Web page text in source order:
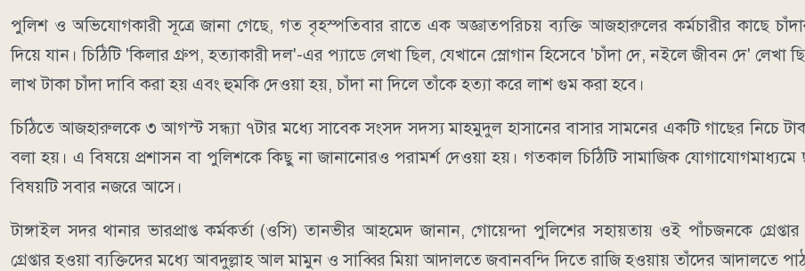
পুলিশ ও অভিযোগকারী সূত্রে জানা গেছে, গত বৃহস্পতিবার রাতে এক অজ্ঞাতপরিচয় ব্যক্তি আজহারুলের কর্মচারীর কাছে
দিয়ে যান। চিঠিটি 'কিলার গ্রুপ, হত্যাকারী দল'-এর প্যাডে লেখা ছিল, যেখানে স্লোগান হিসেবে 'চাঁদা দে, নইলে জীবন দে' লেখা
লাখ টাকা চাঁদা দাবি করা হয় এবং হুমকি দেওয়া হয়, চাঁদা না দিলে তাঁকে হত্যা করে লাশ গুম করা হবে।
চিঠিতে আজহারুলকে ৩ আগস্ট সন্ধ্যা ৭টার মধ্যে সাবেক সংসদ সদস্য মাহমুদুল হাসানের বাসার সামনের একটি গাছের নিচে
বলা হয়। এ বিষয়ে প্রশাসন বা পুলিশকে কিছু না জানানোরও পরামর্শ দেওয়া হয়। গতকাল চিঠিটি সামাজিক
বিষয়টি সবার নজরে আসে।
টাঙ্গাইল সদর থানার ভারপ্রাপ্ত কর্মকর্তা (ওসি) তানভীর আহমেদ জানান, গোয়েন্দা পুলিশের সহায়তায় ওই পাঁচজনকে
গ্রেপ্তার হওয়া ব্যক্তিদের মধ্যে আবদুল্লাহ আল মামুন ও সাব্বির মিয়া আদালতে জবানবন্দি দিতে রাজি হওয়ায় তাঁদের আদালতে